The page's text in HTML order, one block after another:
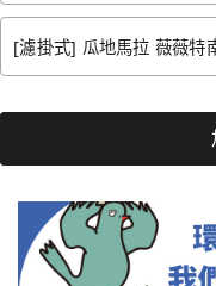
[濾掛式] 瓜地馬拉 薇薇特